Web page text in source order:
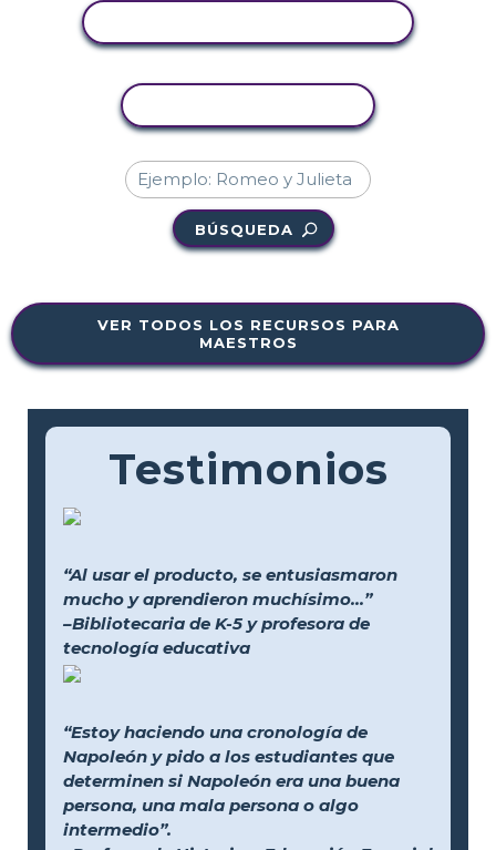
BÚSQUEDA
VER TODOS LOS RECURSOS PARA
MAESTROS
Testimonios
“Al usar el producto, se entusiasmaron
mucho y aprendieron muchísimo...”
–Bibliotecaria de K-5 y profesora de
tecnología educativa
“Estoy haciendo una cronología de
Napoleón y pido a los estudiantes que
determinen si Napoleón era una buena
persona, una mala persona o algo
intermedio”.